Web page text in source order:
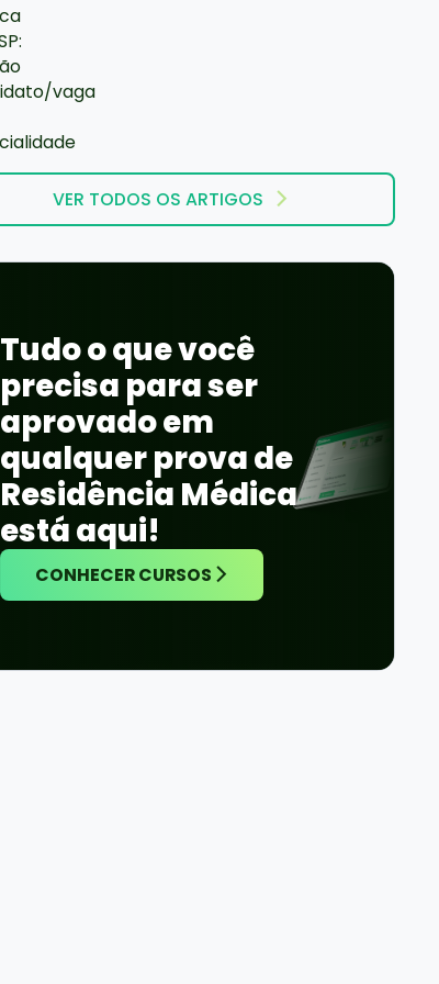
VER TODOS OS ARTIGOS
Tudo o que você
precisa para ser
aprovado em
qualquer prova de
Residência Médica
está aqui!
CONHECER CURSOS